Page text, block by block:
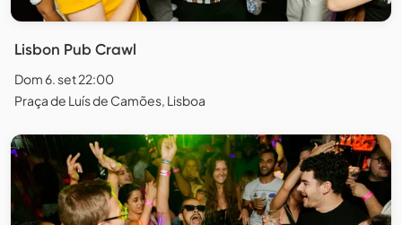
Lisbon Pub Crawl
Dom 6. set 22:00
Praça de Luís de Camões, Lisboa